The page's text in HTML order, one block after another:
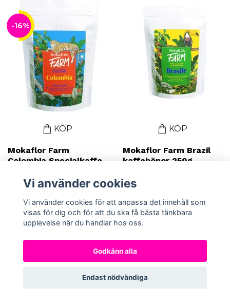
-16%
KÖP
Mokaflor Farm
Colombia Specialkaffe
129 SEK
109 SEK
KÖP
Mokaflor Farm Brazil
kaffebönor 250g
Vi använder cookies
Vi använder cookies för att anpassa det innehåll som
visas för dig och för att du ska få bästa tänkbara
upplevelse när du handlar hos oss.
Godkänn alla
Endast nödvändiga